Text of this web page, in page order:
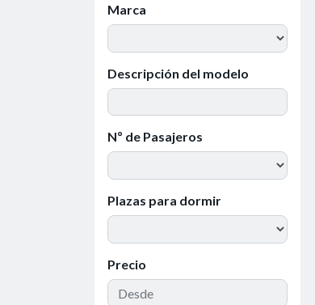
Marca
Descripción del modelo
Nº de Pasajeros
Plazas para dormir
Precio